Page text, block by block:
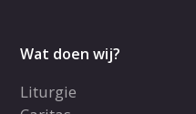
Wat doen wij?
Liturgie